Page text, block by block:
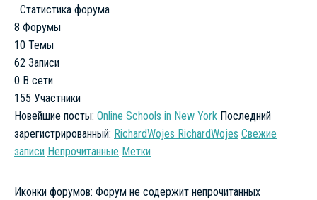
Статистика форума
8 Форумы
10 Темы
62 Записи
0 В сети
155 Участники
Новейшие посты: Online Schools in New York Последний
зарегистрированный: RichardWojes RichardWojes Свежие
записи Непрочитанные Метки
Иконки форумов: Форум не содержит непрочитанных